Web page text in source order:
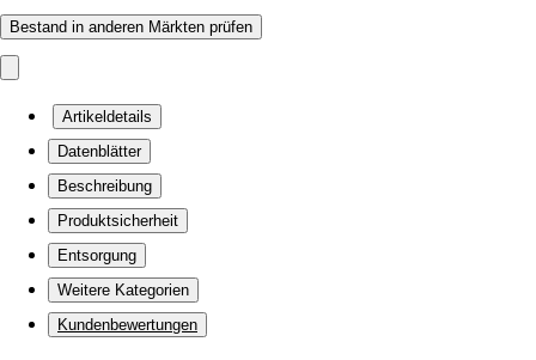
Bestand in anderen Märkten prüfen
Artikeldetails
Datenblätter
Beschreibung
Produktsicherheit
Entsorgung
Weitere Kategorien
Kundenbewertungen